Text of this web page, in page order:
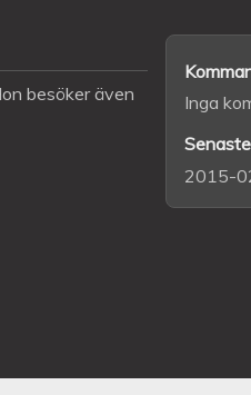
besöker även
Inga
2015-